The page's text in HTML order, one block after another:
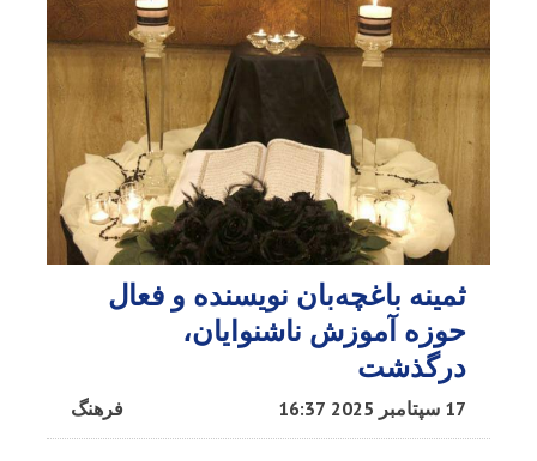
ثمینه باغچه‌بان نویسنده و فعال
حوزه آموزش ناشنوایان،
درگذشت
فرهنگ 17 سپتامبر 2025 16:37